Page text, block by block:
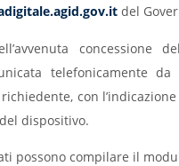
del
concessione
telefonicamente
con l’indicazione
dispositivo.
possono compilare il